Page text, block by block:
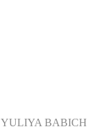
YULIYA BABICH